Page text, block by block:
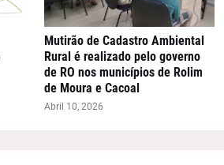
Mutirão de Cadastro Ambiental
Rural é realizado pelo governo
de RO nos municípios de Rolim
de Moura e Cacoal
Abril 10, 2026